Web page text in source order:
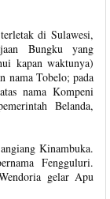
di Sulawesi,
Bungku yang
kapan waktunya)
nama Tobelo; pada
nama Kompeni
Belanda,
Kinambuka.
Fengguluri.
gelar Apu